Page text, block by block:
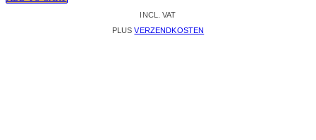
INCL. VAT
PLUSVERZENDKOSTEN